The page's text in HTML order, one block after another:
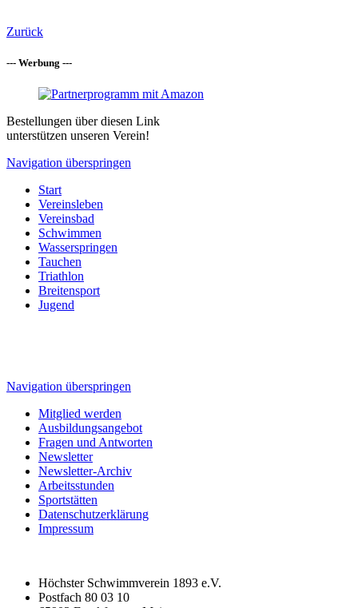
Zurück
--- Werbung ---
Bestellungen über diesen Link
unterstützen unseren Verein!
Navigation überspringen
Start
Vereinsleben
Vereinsbad
Schwimmen
Wasserspringen
Tauchen
Triathlon
Breitensport
Jugend
Navigation überspringen
Mitglied werden
Ausbildungsangebot
Fragen und Antworten
Newsletter
Newsletter-Archiv
Arbeitsstunden
Sportstätten
Datenschutzerklärung
Impressum
Höchster Schwimmverein 1893 e.V.
Postfach 80 03 10